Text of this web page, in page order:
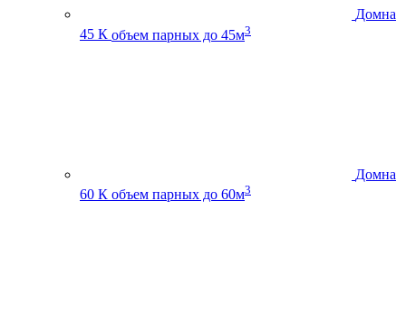
Домна
45 К объем парных до 45м3
Домна
60 К объем парных до 60м3